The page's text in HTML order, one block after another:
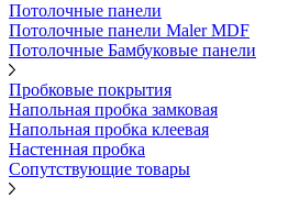
Потолочные панели
Потолочные панели Maler MDF
Потолочные Бамбуковые панели
Пробковые покрытия
Напольная пробка замковая
Напольная пробка клеевая
Настенная пробка
Сопутствующие товары